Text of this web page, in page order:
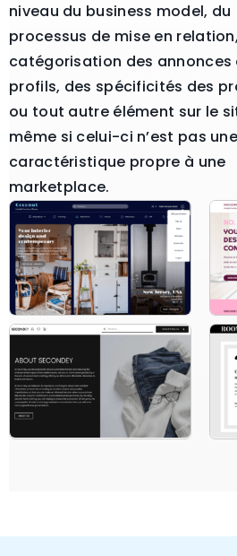
niveau du business model, du
processus de mise en
catégorisation des annonces
profils, des spécificités des
ou tout autre élément sur le
même si celui-ci n’est pas une
caractéristique propre à une
marketplace.